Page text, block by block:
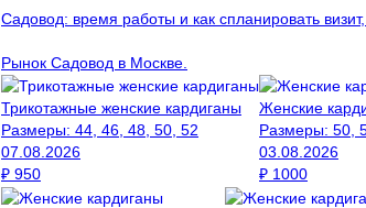
Садовод: время работы и как спланировать
Рынок Садовод в Москве.
Трикотажные женские кардиганы
Размеры: 44, 46, 48, 50, 52
07.08.2026
₽ 950
Женские
Размеры: 50,
03.08.2026
₽ 1000